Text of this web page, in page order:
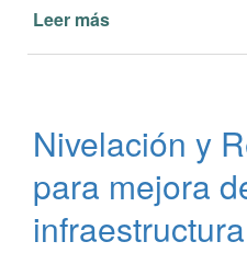
Leer más
la
Patria
para
Exitosa
Nivelación y
para mejora